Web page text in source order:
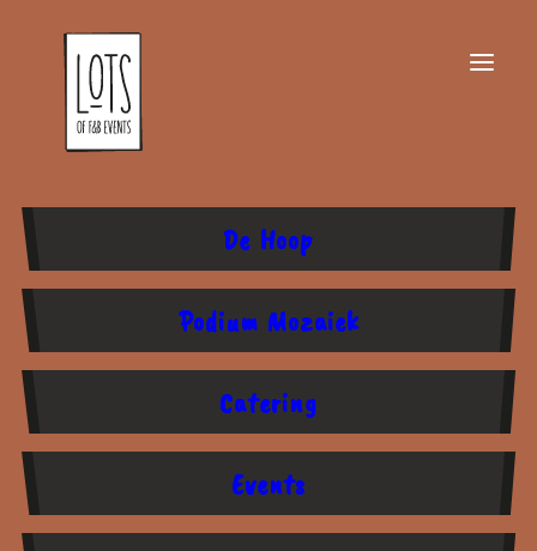
De Hoop
Podium Mozaiek
Catering
Events
Month: oktober 2020